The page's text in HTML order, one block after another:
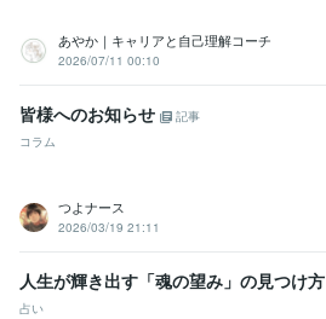
あやか｜キャリアと自己理解コーチ
2026/07/11 00:10
皆様へのお知らせ
記事
コラム
つよナース
2026/03/19 21:11
人生が輝き出す「魂の望み」の見つけ方
占い